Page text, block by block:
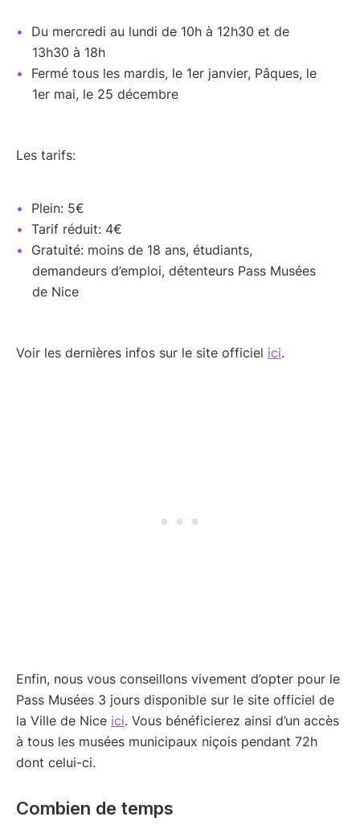
Du mercredi au lundi de 10h à 12h30 et de
13h30 à 18h
Fermé tous les mardis, le 1er janvier, Pâques, le
1er mai, le 25 décembre
Les tarifs:
Plein: 5€
Tarif réduit: 4€
Gratuité: moins de 18 ans, étudiants,
demandeurs d’emploi, détenteurs Pass Musées
de Nice
Voir les dernières infos sur le site officiel ici.
Enfin, nous vous conseillons vivement d’opter pour le
Pass Musées 3 jours disponible sur le site officiel de
la Ville de Nice ici. Vous bénéficierez ainsi d’un accès
à tous les musées municipaux niçois pendant 72h
dont celui-ci.
Combien de temps